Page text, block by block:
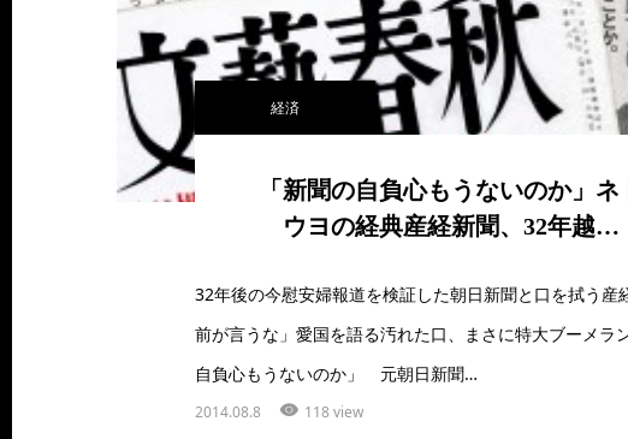
経済
「新聞の自負心もうないのか」ネ
ウヨの経典産経新聞、32年越…
32年後の今慰安婦報道を検証した朝日新聞と口を拭う産
前が言うな」愛国を語る汚れた口、まさに特大ブーメラ
自負心もうないのか」 元朝日新聞…
2014.08.8 118 view